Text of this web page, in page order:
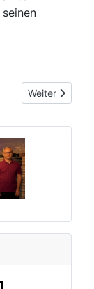
Nächster
Weiter